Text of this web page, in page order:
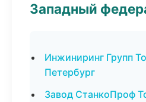
Западный
Инжиниринг Групп
Петербург
Завод СтанкоПроф